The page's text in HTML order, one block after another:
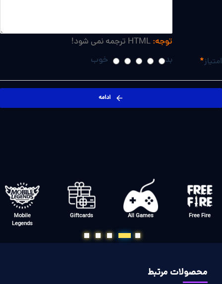
توجه:
امتیاز بد خوب
ادامه
Free Fire
All Games
Giftcards
Mobile
Legends
محصولات مرتبط